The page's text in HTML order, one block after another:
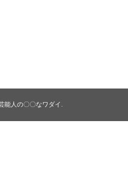
能人の〇〇なワダイ